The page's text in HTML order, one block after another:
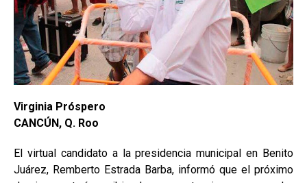
Virginia Próspero
CANCÚN, Q. Roo
El virtual candidato a la presidencia municipal en Benito
Juárez, Remberto Estrada Barba, informó que el próximo